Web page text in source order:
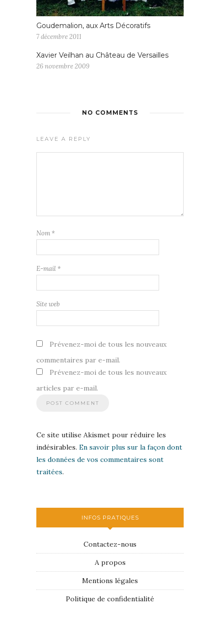
Goudemalion, aux Arts Décoratifs
7 décembre 2011
Xavier Veilhan au Château de Versailles
26 novembre 2009
NO COMMENTS
LEAVE A REPLY
Nom *
E-mail *
Site web
Prévenez-moi de tous les nouveaux
commentaires par e-mail.
Prévenez-moi de tous les nouveaux
articles par e-mail.
Ce site utilise Akismet pour réduire les
indésirables. En savoir plus sur la façon dont
les données de vos commentaires sont
traitées.
INFOS PRATIQUES
Contactez-nous
A propos
Mentions légales
Politique de confidentialité